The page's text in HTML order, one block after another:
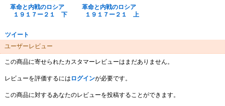
革命と内戦のロシア
１９１７ー２１ 下
革命と内戦のロシア
１９１７ー２１ 上
ツイート
ユーザーレビュー
この商品に寄せられたカスタマーレビューはまだありません。
レビューを評価するには ログインが必要です。
この商品に対するあなたのレビューを投稿することができます。